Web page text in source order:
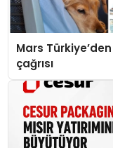
Mars
çağrısı